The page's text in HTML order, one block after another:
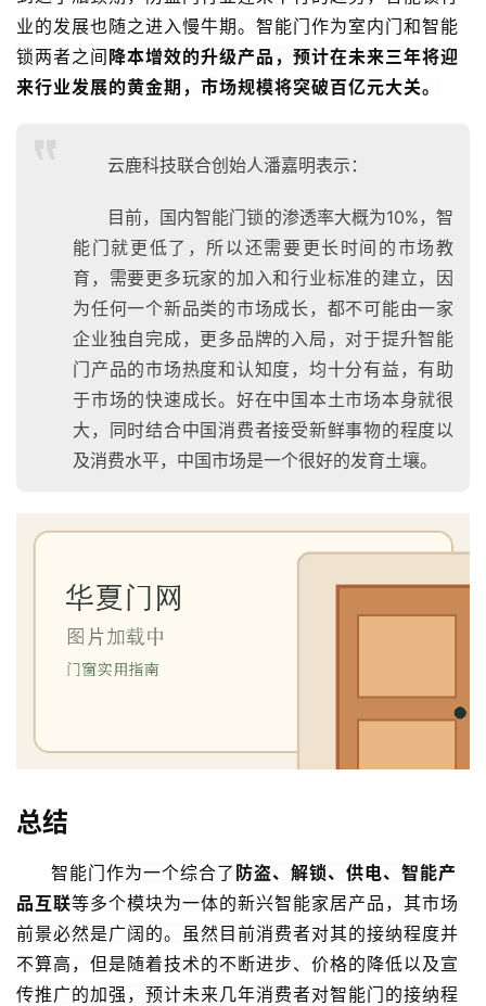
门
铸
业的发展也随之进入慢牛期。智能门作为室内门和智能
锁两者之间 降本增效的升级产品，预计在未来三年将迎
来行业发展的黄金期，市场规模将突破百亿元大关。
云鹿科技联合创始人潘嘉明表示：
目前，国内智能门锁的渗透率大概为10%，智
能门就更低了，所以还需要更长时间的市场教
育，需要更多玩家的加入和行业标准的建立，因
为任何一个新品类的市场成长，都不可能由一家
企业独自完成，更多品牌的入局，对于提升智能
门产品的市场热度和认知度，均十分有益，有助
于市场的快速成长。好在中国本土市场本身就很
大，同时结合中国消费者接受新鲜事物的程度以
及消费水平，中国市场是一个很好的发育土壤。
总结
智能门作为一个综合了 防盗、解锁、供电、智能产
品互联等多个模块为一体的新兴智能家居产品，其市场
前景必然是广阔的。虽然目前消费者对其的接纳程度并
不算高，但是随着技术的不断进步、价格的降低以及宣
传推广的加强，预计未来几年消费者对智能门的接纳程